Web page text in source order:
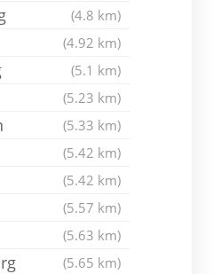
(4.8 km)
(4.92 km)
(5.1 km)
(5.23 km)
(5.33 km)
(5.42 km)
(5.42 km)
(5.57 km)
(5.63 km)
(5.65 km)